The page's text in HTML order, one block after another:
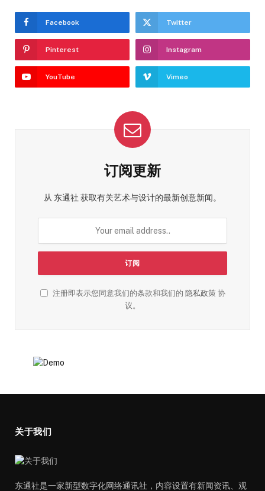
Facebook Twitter
Pinterest Instagram
YouTube Vimeo
订阅更新
从 东通社 获取有关艺术与设计的最新创意新闻。
注册即表示您同意我们的条款和我们的 隐私政策协
议。
关于我们
东通社是一家新型数字化网络通讯社，内容设置有新闻资讯、观